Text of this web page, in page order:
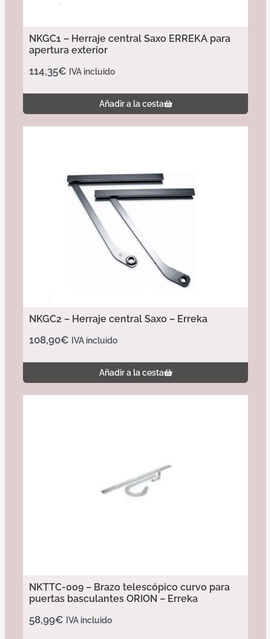
NKGC1 – Herraje central Saxo ERREKA para
apertura exterior
114,35€ IVA incluido
Añadir a la cesta
NKGC2 – Herraje central Saxo – Erreka
108,90€ IVA incluido
Añadir a la cesta
NKTTC-009 – Brazo telescópico curvo para
puertas basculantes ORION – Erreka
58,99€ IVA incluido